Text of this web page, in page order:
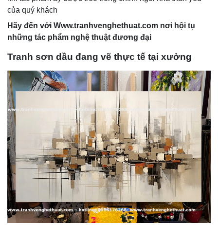
của quý khách
Hãy đến với Www.tranhvenghethuat.com nơi hội tụ
những tác phẩm nghệ thuật đương đại
Tranh sơn dầu đang vẽ thực tế tại xưởng